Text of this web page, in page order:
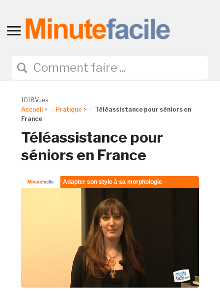
Toggle
navigation
1018Vues
Accueil > Pratique >
Téléassistance pour séniors en
France
Téléassistance pour
séniors en France